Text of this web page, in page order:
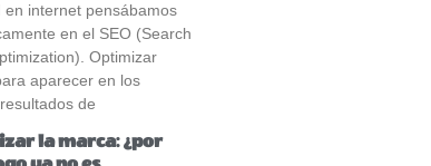
en internet pensábamos
en el SEO (Search
Optimizar
aparecer en los
de
la marca: ¿por